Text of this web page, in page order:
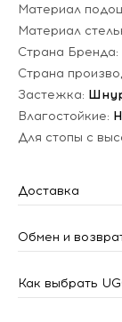
Материал
Материал
Страна Бренда:
Страна
Застежка:
Влагостойкие:
Для стопы с
Доставка
Обмен и
Как выбрать